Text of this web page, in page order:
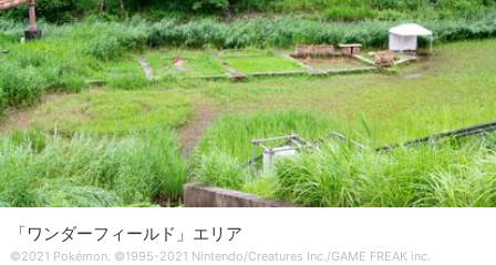
「ワンダーフィールド」エリア
©2021 Pokémon. ©1995-2021 Nintendo/Creatures Inc./GAME FREAK inc.